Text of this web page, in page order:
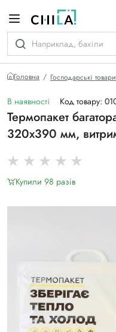
Головна Господарські товари
В наявності Код товару:
Термопакет
320х390 мм,
Купили 98 разiв
гамі